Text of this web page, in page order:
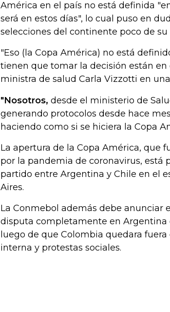
América en el país no está definida
será en estos días", lo cual puso en
selecciones del continente poco de su
"Eso (la Copa América) no está
tienen que tomar la decisión están
ministra de salud Carla Vizzotti en
"Nosotros, desde el ministerio de
generando protocolos desde hace
haciendo como si se hiciera la Copa
La apertura de la Copa América, que
por la pandemia de coronavirus, está
partido entre Argentina y Chile en el
Aires.
La Conmebol además debe anunciar
disputa completamente en Argentina
luego de que Colombia quedara
interna y protestas sociales.